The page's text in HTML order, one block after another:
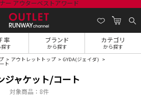
率
す
ブランド
から探す
カテゴリ
から探す
アウトレットトップ GYDA(ジェイダ)
ト
ジャケット/コート
対象商品： 8件